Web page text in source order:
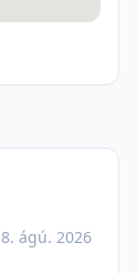
8. ágú. 2026